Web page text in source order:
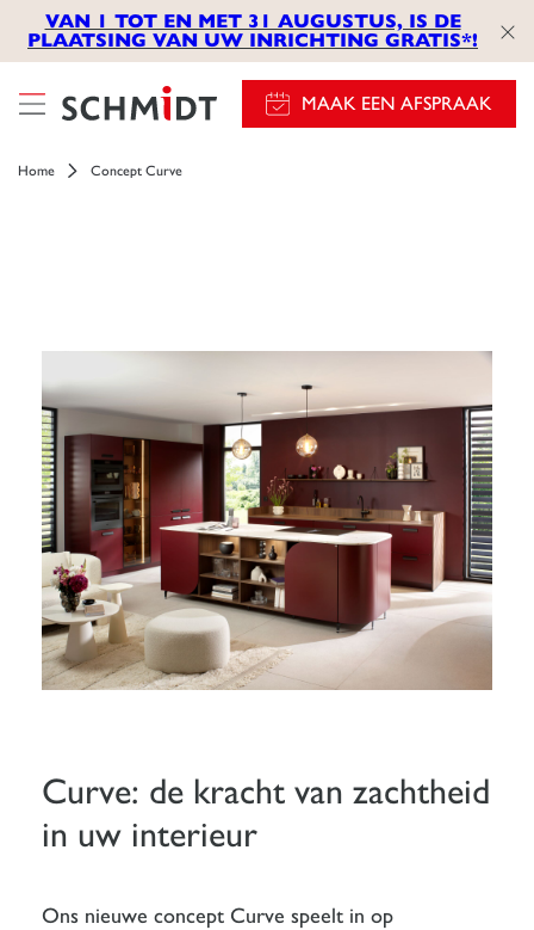
VAN 1 TOT EN MET 31 AUGUSTUS, IS DE
PLAATSING VAN UW INRICHTING GRATIS*!
MAAK EEN AFSPRAAK
Home Concept Curve
Curve: de kracht van zachtheid
in uw interieur
Ons nieuwe concept Curve speelt in op